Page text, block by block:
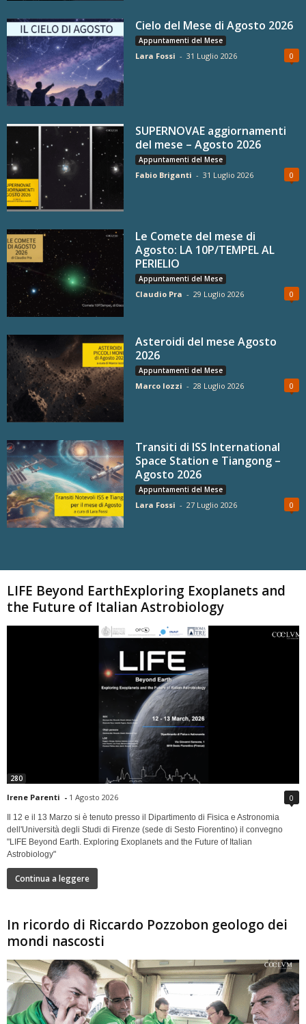
Cielo del Mese di Agosto 2026
Appuntamenti del Mese
Lara Fossi - 31 Luglio 2026 0
SUPERNOVAE aggiornamenti
del mese – Agosto 2026
Appuntamenti del Mese
Fabio Briganti - 31 Luglio 2026 0
Le Comete del mese di
Agosto: LA 10P/TEMPEL AL
PERIELIO
Appuntamenti del Mese
Claudio Pra - 29 Luglio 2026 0
Asteroidi del mese Agosto
2026
Appuntamenti del Mese
Marco Iozzi - 28 Luglio 2026 0
Transiti di ISS International
Space Station e Tiangong –
Agosto 2026
Appuntamenti del Mese
Lara Fossi - 27 Luglio 2026 0
LIFE Beyond EarthExploring Exoplanets and
the Future of Italian Astrobiology
280
Irene Parenti - 1 Agosto 2026 0
Il 12 e il 13 Marzo si è tenuto presso il Dipartimento di Fisica e Astronomia
dell'Università degli Studi di Firenze (sede di Sesto Fiorentino) il convegno
"LIFE Beyond Earth. Exploring Exoplanets and the Future of Italian
Astrobiology"
Continua a leggere
In ricordo di Riccardo Pozzobon geologo dei
mondi nascosti